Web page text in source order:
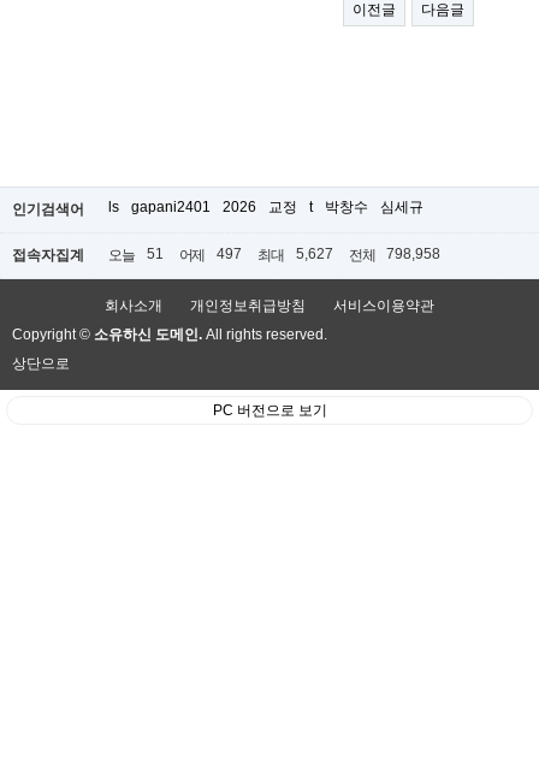
이전글 다음글
인기검색어 ls gapani2401 2026 교정 t 박창수 심세규
접속자집계 오늘 51 어제 497 최대 5,627 전체 798,958
회사소개 개인정보취급방침
서비스이용약관
Copyright © 소유하신 도메인. All rights reserved.
상단으로
PC 버전으로 보기